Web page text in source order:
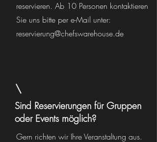
reservieren. Ab 10 Personen kontaktieren
Sie uns bitte per e-Mail unter:
reservierung@chefswarehouse.de
Sind Reservierungen für Gruppen
oder Events möglich?
Gern richten wir Ihre Veranstaltung aus.